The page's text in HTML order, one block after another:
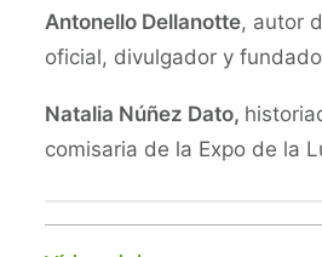
Antonello Dellanotte, autor
oficial, divulgador y
Natalia Núñez Dato,
comisaria de la Expo de la